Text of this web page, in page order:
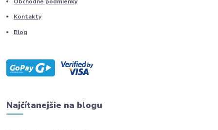
Kontakty
Blog
Najčítanejšie na blogu